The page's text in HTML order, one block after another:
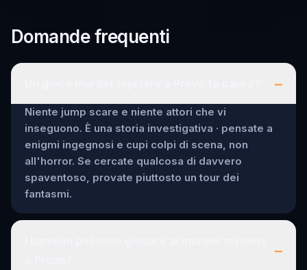
Domande frequenti
–
Niente jump scare e niente attori che vi
inseguono. È una storia investigativa · pensate a
enigmi ingegnosi e cupi colpi di scena, non
all'horror. Se cercate qualcosa di davvero
spaventoso, provate piuttosto un tour dei
fantasmi.
–